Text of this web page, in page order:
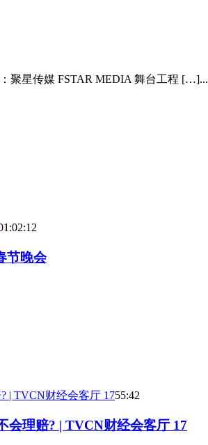
聚星传媒 FSTAR MEDIA 舞台工程 […]...
节晚会
55:42
会理赔? | TVCN财经会客厅 17